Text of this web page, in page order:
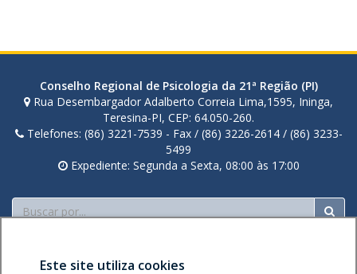
t
e
z
Conselho Regional de Psicologia da 21ª Região (PI)
Rua Desembargador Adalberto Correia Lima,1595, Ininga,
Teresina-PI, CEP: 64.050-260.
Telefones: (86) 3221-7539 - Fax / (86) 3226-2614 / (86) 3233-
5499
Expediente: Segunda a Sexta, 08:00 às 17:00
Buscar
Este site utiliza cookies